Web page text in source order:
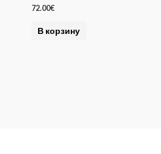
72.00€
В корзину